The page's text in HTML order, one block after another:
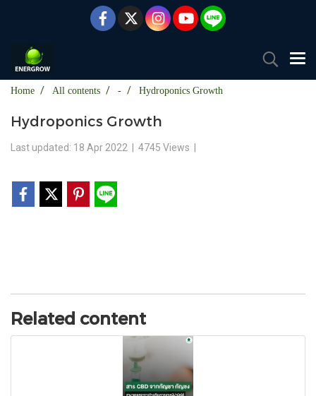
Home All contents - Hydroponics Growth
Hydroponics Growth
Last updated: 18 Apr 2022 4745 Views
Related content